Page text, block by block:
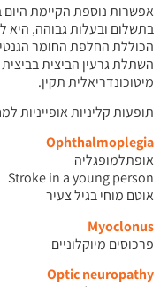
אפשרות נוספת הקיימת
בתשלום ובעלות גבוהה, היא
הכוללת החלפת החומר הגנטי
השתלת גרעין הביצית
מיטוכונדריאלית תקין.
תופעות קליניות אופייניות
Ophthalmoplegia
אופתלמופגליה
Stroke in a young person
אוטם מוחי בגיל צעיר
Myoclonus
פרכוסים מיוקלוניים
Optic neuropathy